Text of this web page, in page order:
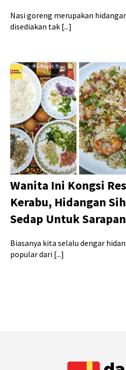
Nasi goreng merupakan
disediakan tak [...]
Wanita Ini Kongsi
Kerabu, Hidangan
Sedap Untuk Sarapan
Biasanya kita selalu dengar
popular dari [...]